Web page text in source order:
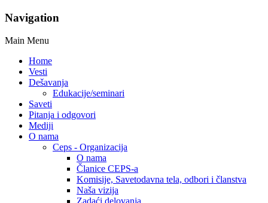
Navigation
Main Menu
Home
Vesti
Dešavanja
Edukacije/seminari
Saveti
Pitanja i odgovori
Mediji
O nama
Ceps - Organizacija
O nama
Članice CEPS-a
Komisije, Savetodavna tela, odbori i članstva
Naša vizija